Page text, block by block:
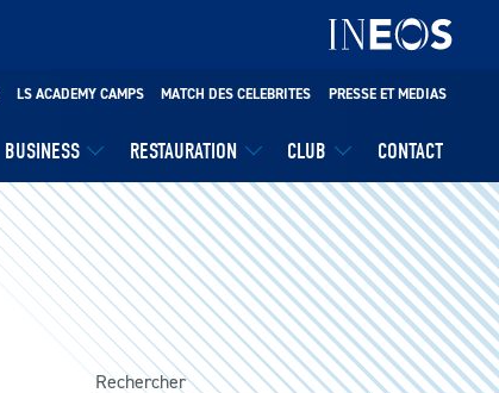
BUSINESS RESTAURATION CLUB CONTACT
LS ACADEMY CAMPS MATCH DES CELEBRITES PRESSE ET MEDIAS
Rechercher